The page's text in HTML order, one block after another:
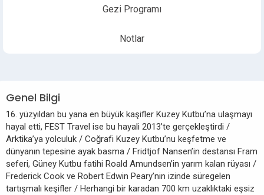
Gezi Programı
Notlar
Genel Bilgi
16. yüzyıldan bu yana en büyük kaşifler Kuzey Kutbu’na ulaşmayı
hayal etti, FEST Travel ise bu hayali 2013’te gerçekleştirdi /
Arktika’ya yolculuk / Coğrafi Kuzey Kutbu’nu keşfetme ve
dünyanın tepesine ayak basma / Fridtjof Nansen’in destansı Fram
seferi, Güney Kutbu fatihi Roald Amundsen’in yarım kalan rüyası /
Frederick Cook ve Robert Edwin Peary’nin izinde süregelen
tartışmalı keşifler / Herhangi bir karadan 700 km uzaklıktaki eşsiz